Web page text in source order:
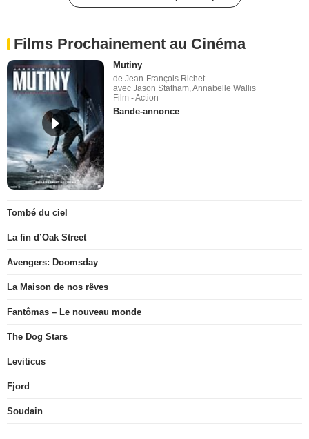
Films Prochainement au Cinéma
Mutiny
de Jean-François Richet
avec Jason Statham, Annabelle Wallis
Film - Action
Bande-annonce
Tombé du ciel
La fin d’Oak Street
Avengers: Doomsday
La Maison de nos rêves
Fantômas – Le nouveau monde
The Dog Stars
Leviticus
Fjord
Soudain